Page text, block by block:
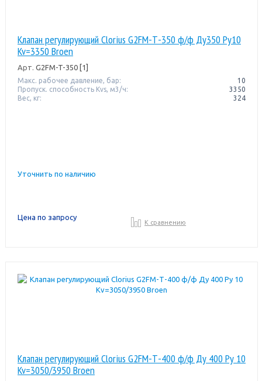
Клапан регулирующий Clorius G2FM-Т-350 ф/ф Ду350 Ру10
Kv=3350 Broen
Арт. G2FM-T-350 [1]
Макс. рабочее давление, бар:
10
Пропуск. способность Kvs, м3/ч:
3350
Вес, кг:
324
Уточнить по наличию
Цена по запросу
К сравнению
Клапан регулирующий Clorius G2FM-Т-400 ф/ф Ду 400 Ру 10
Kv=3050/3950 Broen